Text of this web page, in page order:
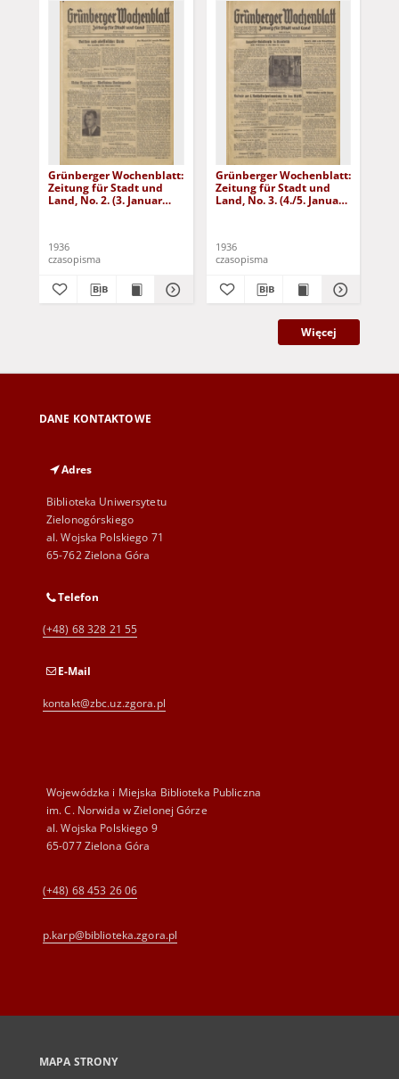
Grünberger Wochenblatt:
Zeitung für Stadt und
Land, No. 2. (3. Januar
1936
czasopisma
Grünberger Wochenblatt:
Zeitung für Stadt und
Land, No. 3. (4./5. Januar
1936
czasopisma
Więcej
DANE KONTAKTOWE
Adres
Biblioteka Uniwersytetu
Zielonogórskiego
al. Wojska Polskiego 71
65-762 Zielona Góra
Telefon
(+48) 68 328 21 55
E-Mail
kontakt@zbc.uz.zgora.pl
Wojewódzka i Miejska Biblioteka Publiczna
im. C. Norwida w Zielonej Górze
al. Wojska Polskiego 9
65-077 Zielona Góra
(+48) 68 453 26 06
p.karp@biblioteka.zgora.pl
MAPA STRONY